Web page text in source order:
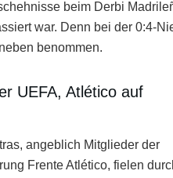
beim Derbi
war. Denn bei der 0:4-
benommen.
UEFA, Atlético auf
angeblich Mitglieder der
Frente Atlético, fielen